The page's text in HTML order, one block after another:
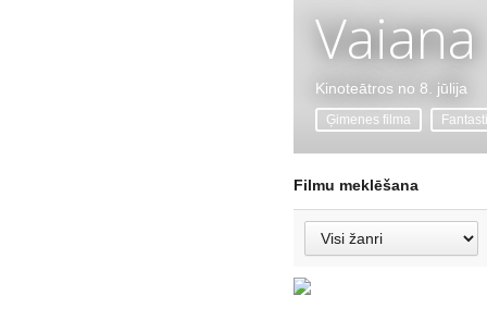
Vaiana
Kinoteātros no 8. jūlija
Ģimenes filma
Filmu meklēšana